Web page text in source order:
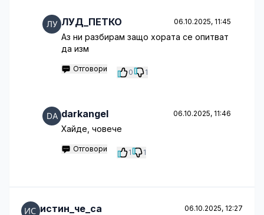
ЛУД_ПЕТКО 06.10.2025, 11:45
Аз ни разбирам защо хората се опитват
да изм
Отговори 0 1
darkangel 06.10.2025, 11:46
Хайде, човече
Отговори 1 1
истин_че_са 06.10.2025, 12:27